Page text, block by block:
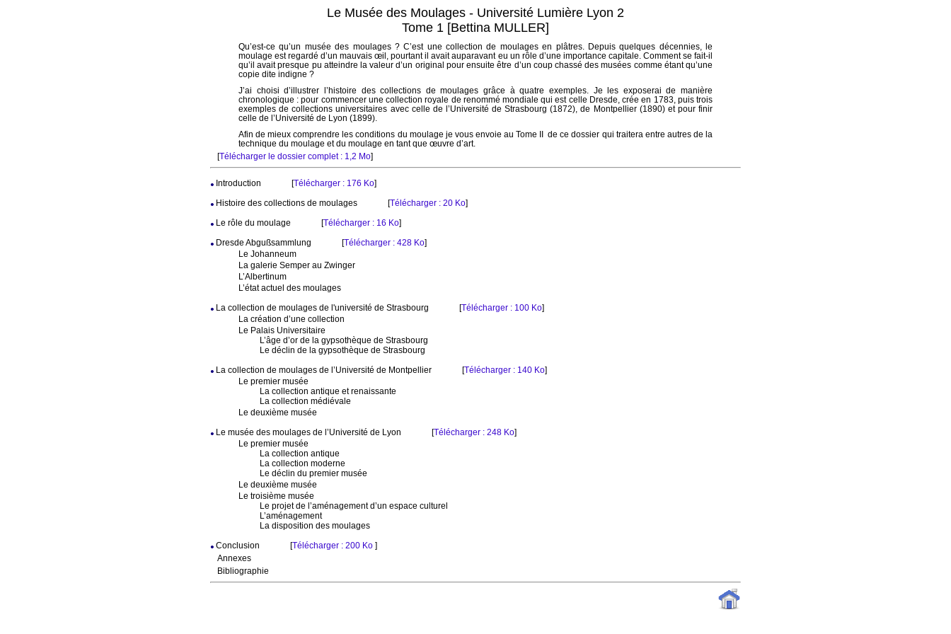
Le Musée des Moulages - Université Lumière Lyon 2
Tome 1 [Bettina MULLER]
Qu’est-ce qu’un musée des moulages ? C’est une collection de moulages en plâtres. Depuis quelques décennies, le
moulage est regardé d’un mauvais œil, pourtant il avait auparavant eu un rôle d’une importance capitale. Comment se fait-il
qu’il avait presque pu atteindre la valeur d’un original pour ensuite être d’un coup chassé des musées comme étant qu’une
copie dite indigne ?
J’ai choisi d’illustrer l’histoire des collections de moulages grâce à quatre exemples. Je les exposerai de manière
chronologique : pour commencer une collection royale de renommé mondiale qui est celle Dresde, crée en 1783, puis trois
exemples de collections universitaires avec celle de l’Université de Strasbourg (1872), de Montpellier (1890) et pour finir
celle de l’Université de Lyon (1899).
Afin de mieux comprendre les conditions du moulage je vous envoie au Tome II de ce dossier qui traitera entre autres de la
technique du moulage et du moulage en tant que œuvre d’art.
[Télécharger le dossier complet : 1,2 Mo]
Introduction [Télécharger : 176 Ko]
Histoire des collections de moulages
[Télécharger : 20 Ko]
Le rôle du moulage
[Télécharger : 16 Ko]
Dresde Abgußsammlung
[Télécharger : 428 Ko]
Le Johanneum
La galerie Semper au Zwinger
L’Albertinum
L’état actuel des moulages
La collection de moulages de l'université de Strasbourg
[Télécharger : 100 Ko]
La création d’une collection
Le Palais Universitaire
L’âge d’or de la gypsothèque de Strasbourg
Le déclin de la gypsothèque de Strasbourg
La collection de moulages de l’Université de Montpellier
[Télécharger : 140 Ko]
Le premier musée
La collection antique et renaissante
La collection médiévale
Le deuxième musée
Le musée des moulages de l’Université de Lyon
[Télécharger : 248 Ko]
Le premier musée
La collection antique
La collection moderne
Le déclin du premier musée
Le deuxième musée
Le troisième musée
Le projet de l’aménagement d’un espace culturel
L’aménagement
La disposition des moulages
Conclusion
[Télécharger : 200 Ko ]
Annexes
Bibliographie